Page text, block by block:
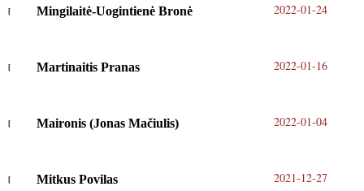
Mingilaitė-Uogintienė Bronė 2022-01-24
Martinaitis Pranas 2022-01-16
Maironis (Jonas Mačiulis) 2022-01-04
Mitkus Povilas 2021-12-27